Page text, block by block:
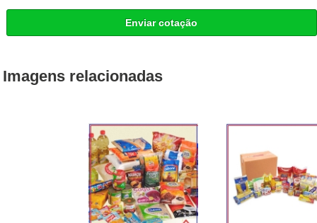
Enviar cotação
Imagens relacionadas